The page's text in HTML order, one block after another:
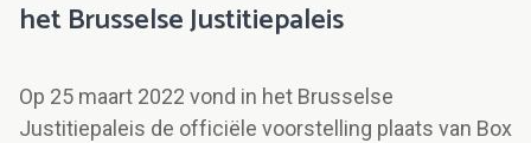
het Brusselse Justitiepaleis
Op 25 maart 2022 vond in het Brusselse
Justitiepaleis de officiële voorstelling plaats van Box